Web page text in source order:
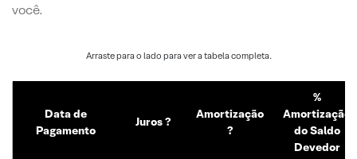
você.
Data de
Pagamento
Juros ?
Amortização
?
%
Amortização
do Saldo
Devedor